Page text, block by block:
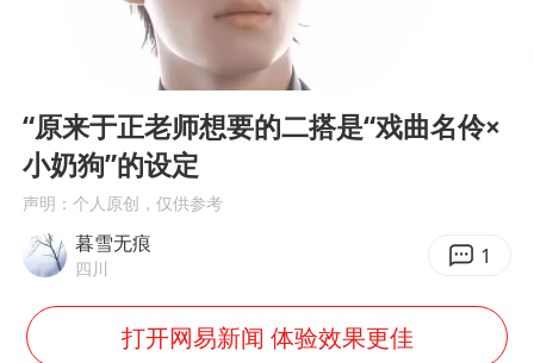
白海豚将正面袭击贯穿浙江
酒店回应车内过夜被收150元
网传《披荆斩棘2026》名单
女主硬加吻戏短剧已下架
浙江台州《告全体市民书》
“原来于正老师想要的二搭是“戏曲名伶×
小奶狗”的设定
声明：个人原创，仅供参考
暮雪无痕
四川 1
打开网易新闻 体验效果更佳